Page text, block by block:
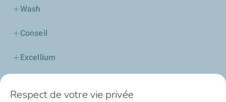
Wash
Conseil
Excellium
Respect de votre vie privée